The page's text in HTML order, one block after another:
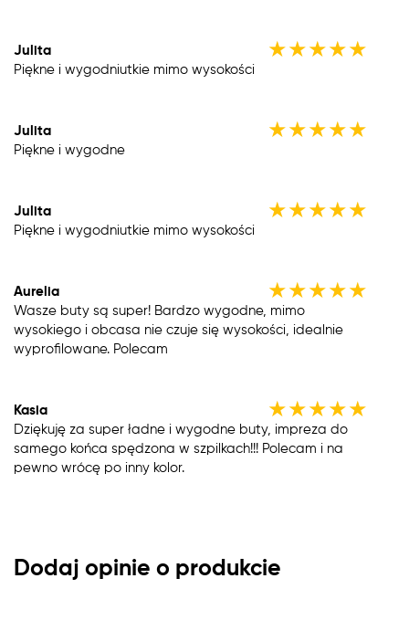
Julita ★★★★★
Piękne i wygodniutkie mimo wysokości
Julita ★★★★★
Piękne i wygodne
Julita ★★★★★
Piękne i wygodniutkie mimo wysokości
Aurelia ★★★★★
Wasze buty są super! Bardzo wygodne, mimo
wysokiego i obcasa nie czuje się wysokości, idealnie
wyprofilowane. Polecam
Kasia ★★★★★
Dziękuję za super ładne i wygodne buty, impreza do
samego końca spędzona w szpilkach!!! Polecam i na
pewno wrócę po inny kolor.
Dodaj opinie o produkcie